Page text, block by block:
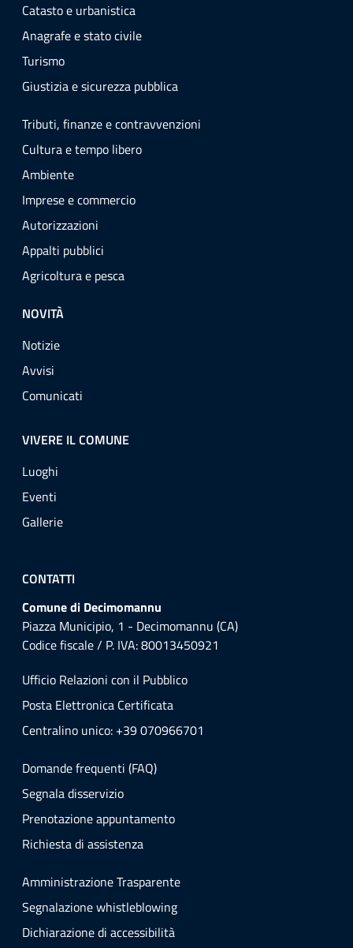
Catasto e urbanistica
Anagrafe e stato civile
Turismo
Giustizia e sicurezza pubblica
Tributi, finanze e contravvenzioni
Cultura e tempo libero
Ambiente
Imprese e commercio
Autorizzazioni
Appalti pubblici
Agricoltura e pesca
NOVITÀ
Notizie
Avvisi
Comunicati
VIVERE IL COMUNE
Luoghi
Eventi
Gallerie
CONTATTI
Comune di Decimomannu
Piazza Municipio, 1 - Decimomannu (CA)
Codice fiscale / P. IVA: 80013450921
Ufficio Relazioni con il Pubblico
Posta Elettronica Certificata
Centralino unico: +39 070966701
Domande frequenti (FAQ)
Segnala disservizio
Prenotazione appuntamento
Richiesta di assistenza
Amministrazione Trasparente
Segnalazione whistleblowing
Dichiarazione di accessibilità